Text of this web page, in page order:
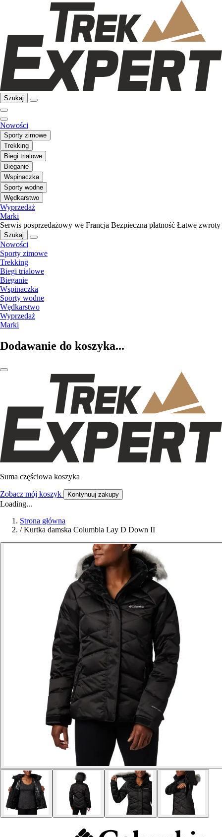
Szukaj
Nowości
Sporty zimowe
Trekking
Biegi trialowe
Bieganie
Wspinaczka
Sporty wodne
Wędkarstwo
Wyprzedaż
Marki
Serwis posprzedażowy we Francja Bezpieczna płatność Łatwe zwroty
Szukaj
Nowości
Sporty zimowe
Trekking
Biegi trialowe
Bieganie
Wspinaczka
Sporty wodne
Wędkarstwo
Wyprzedaż
Marki
Dodawanie do koszyka...
Suma częściowa koszyka
Zobacz mój koszyk Kontynuuj zakupy
Loading...
Strona główna
/ Kurtka damska Columbia Lay D Down II